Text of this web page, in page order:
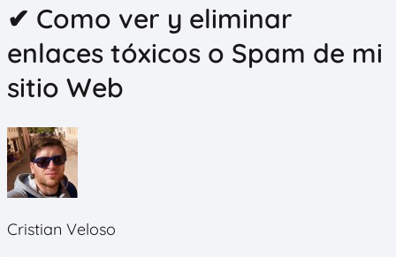
✔ Como ver y eliminar
enlaces tóxicos o Spam de mi
sitio Web
Cristian Veloso